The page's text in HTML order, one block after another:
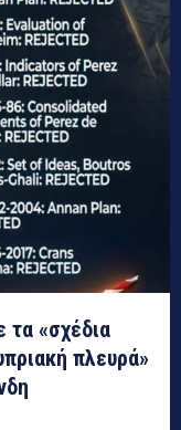
τα «σχέδια
πλευρά»